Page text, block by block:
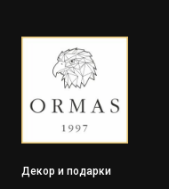
Декор и подарки